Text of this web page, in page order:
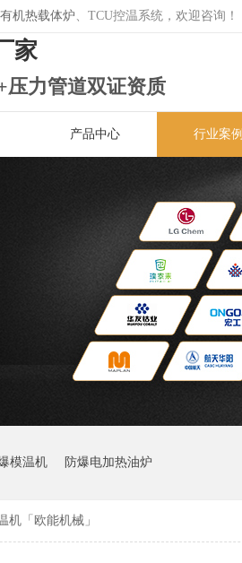
有机热载体炉 、TCU控温系统，欢迎咨询！
家
压力管道双证资质
产品中心 行业案例
模温机 防爆电加热油炉
机「欧能机械」